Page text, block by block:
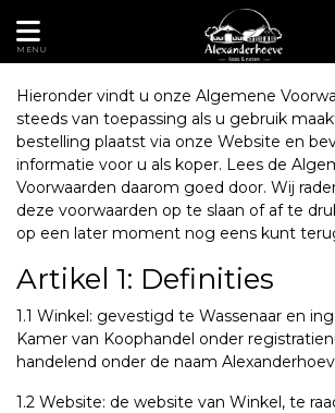
MENU
Hieronder vindt u onze Algemene
steeds van toepassing als u gebruik
bestelling plaatst via onze Website en
informatie voor u als koper. Lees de
Voorwaarden daarom goed door. Wij
deze voorwaarden op te slaan of af te
op een later moment nog eens kunt
Artikel 1: Definities
1.1 Winkel: gevestigd te Wassenaar en
Kamer van Koophandel onder
handelend onder de naam
1.2 Website: de website van Winkel, te